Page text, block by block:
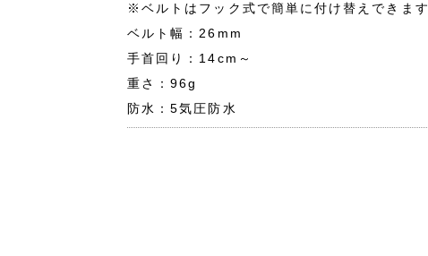
※ベルトはフック式で簡単に付け替えできます
ベルト幅：26mm
手首回り：14cm～
重さ：96g
防水：5気圧防水